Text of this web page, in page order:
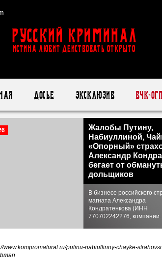
Русский Криминал
ИСТИНА ЛЮБИТ ДЕЙСТВОВАТЬ ОТКРЫТО
Досье Эксклюзив ВЧК-
Жалобы Путину,
Набиуллиной,
«Опорный»
Александр
бегает от
дольщиков
В бизнесе российского
магната Александра
Кондратенкова (ИНН
770702242276,
www.kompromatural.ru/putinu-nabiullinoy-chayke-